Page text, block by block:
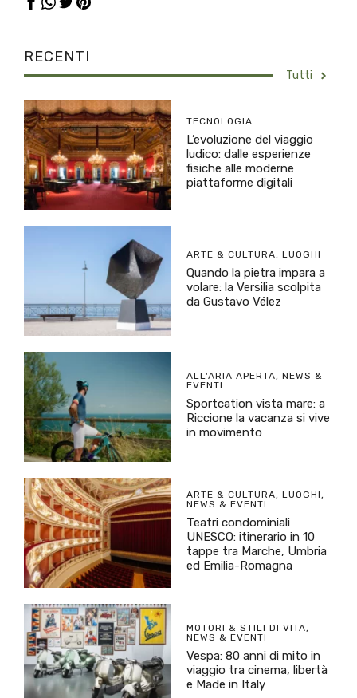
RECENTI
Tutti
TECNOLOGIA
L’evoluzione del viaggio
ludico: dalle esperienze
fisiche alle moderne
piattaforme digitali
ARTE & CULTURA, LUOGHI
Quando la pietra impara a
volare: la Versilia scolpita
da Gustavo Vélez
ALL'ARIA APERTA, NEWS &
EVENTI
Sportcation vista mare: a
Riccione la vacanza si vive
in movimento
ARTE & CULTURA, LUOGHI ,
NEWS & EVENTI
Teatri condominiali
UNESCO: itinerario in 10
tappe tra Marche, Umbria
ed Emilia-Romagna
MOTORI & STILI DI VITA,
NEWS & EVENTI
Vespa: 80 anni di mito in
viaggio tra cinema, libertà
e Made in Italy